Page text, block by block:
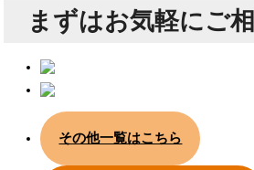
まずはお気軽にご
その他一覧はこちら